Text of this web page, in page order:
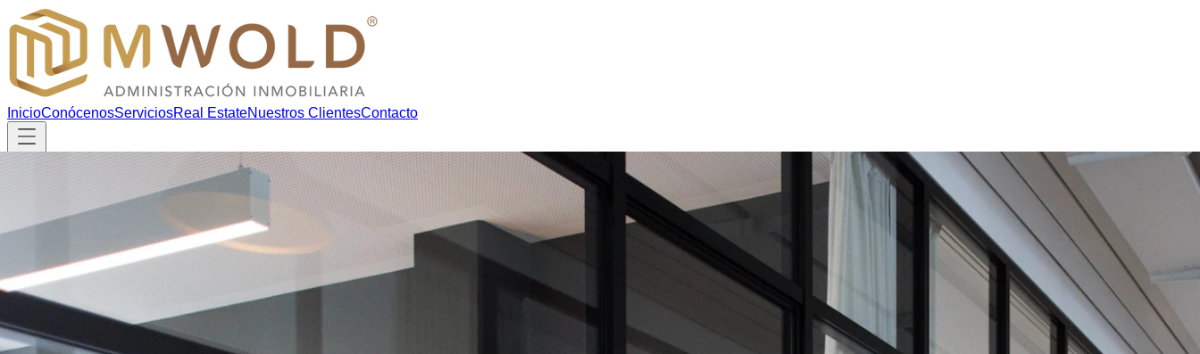
InicioConócenosServiciosReal EstateNuestros ClientesContacto
Inicio Servicios Real Estate Nuestros Clientes Contacto